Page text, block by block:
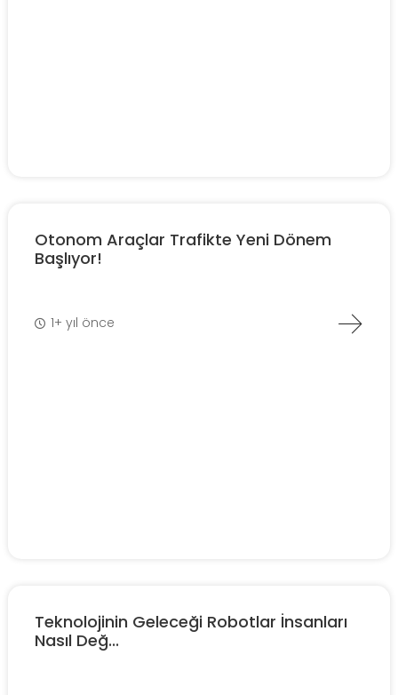
Otonom Araçlar Trafikte Yeni Dönem
Başlıyor!
1+ yıl önce
Teknolojinin Geleceği Robotlar İnsanları
Nasıl Değ...